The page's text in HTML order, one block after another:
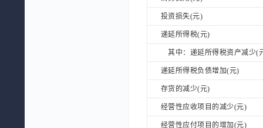
投资损失(元)
递延所得税(元)
其中：递延所得税资产减少(
递延所得税负债增加(元)
存货的减少(元)
经营性应收项目的减少(元)
经营性应付项目的增加(元)